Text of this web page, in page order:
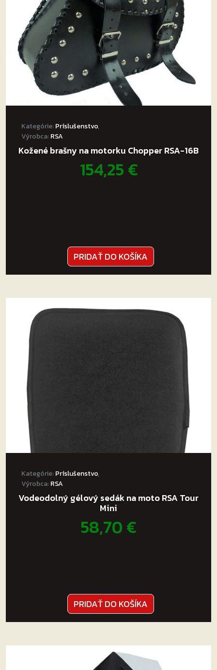
Kategórie:Príslušenstvo,
Výrobca:RSA
Kožené brašny na motorku Chopper RSA-16B
154,25€
PRIDAŤ DO KOŠÍKA
Kategórie:Príslušenstvo,
Výrobca:RSA
Vodeodolný gélový sedák na moto RSA Tour
Mini
58,70€
PRIDAŤ DO KOŠÍKA